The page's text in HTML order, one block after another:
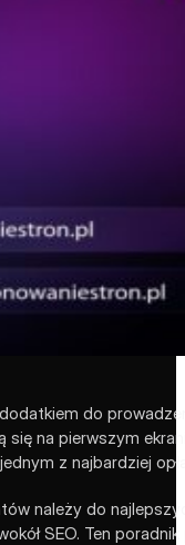
do
na pierwszym
z najbardziej
należy do
SEO. Ten